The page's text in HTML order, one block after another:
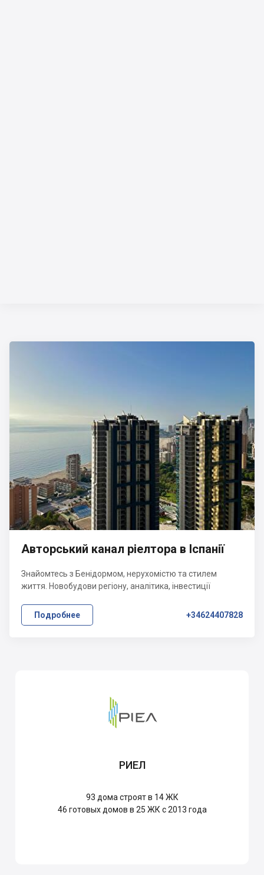
Авторський канал ріелтора в Іспанії
Знайомтесь з Бенідормом, нерухомістю та стилем
життя. Новобудови регіону, аналітика, інвестиції
Подробнее +34624407828
РИЕЛ
93 дома строят в 14 ЖК
46 готовых домов в 25 ЖК с 2013 года